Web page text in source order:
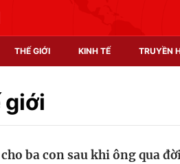
THẾ GIỚI KINH TẾ TRUYỀN
giới
ba con sau khi ông qua